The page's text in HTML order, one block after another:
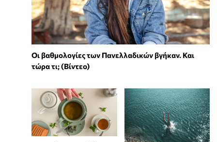
Οι βαθμολογίες των Πανελλαδικών βγήκαν. Και
τώρα τι; (Βίντεο)